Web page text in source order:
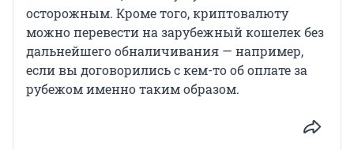
осторожным. Кроме того, криптовалюту
можно перевести на зарубежный кошелек без
дальнейшего обналичивания — например,
если вы договорились с кем-то об оплате за
рубежом именно таким образом.